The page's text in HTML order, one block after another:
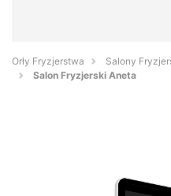
Orły Fryzjerstwa
Salony
Salon Fryzjerski Aneta